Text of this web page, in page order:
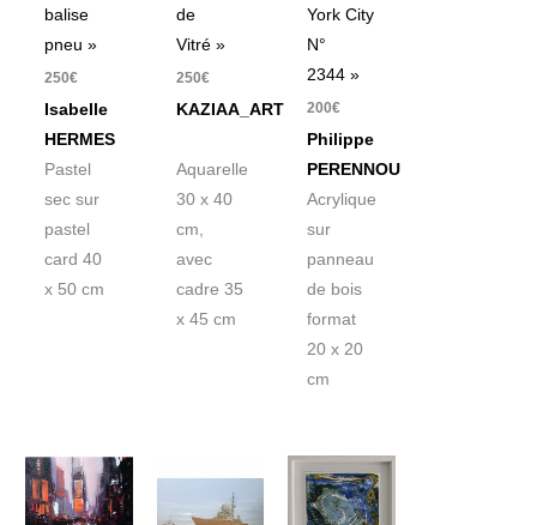
balise
pneu »
250€
Isabelle
HERMES
Pastel
sec sur
pastel
card 40
x 50 cm
de
Vitré »
250€
KAZIAA_ART
Aquarelle
30 x 40
cm,
avec
cadre 35
x 45 cm
York City
N°
2344 »
200€
Philippe
PERENNOU
Acrylique
sur
panneau
de bois
format
20 x 20
cm